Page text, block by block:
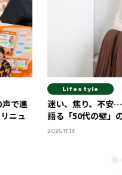
んが
Diet
今年の“推しヘルス
ルスケア大賞2026
2026.06.01